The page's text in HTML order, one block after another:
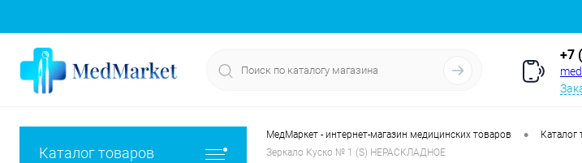
+7
Каталог товаров
МедМаркет - интернет-магазин медицинских товаров • Каталог
Зеркало Куско № 1 (S) НЕРАСКЛАДНОЕ